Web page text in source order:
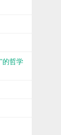
的哲学